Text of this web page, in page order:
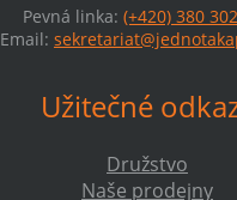
Pevná linka: (+420) 380
Email:
Užitečné
Družstvo
Naše prodejny